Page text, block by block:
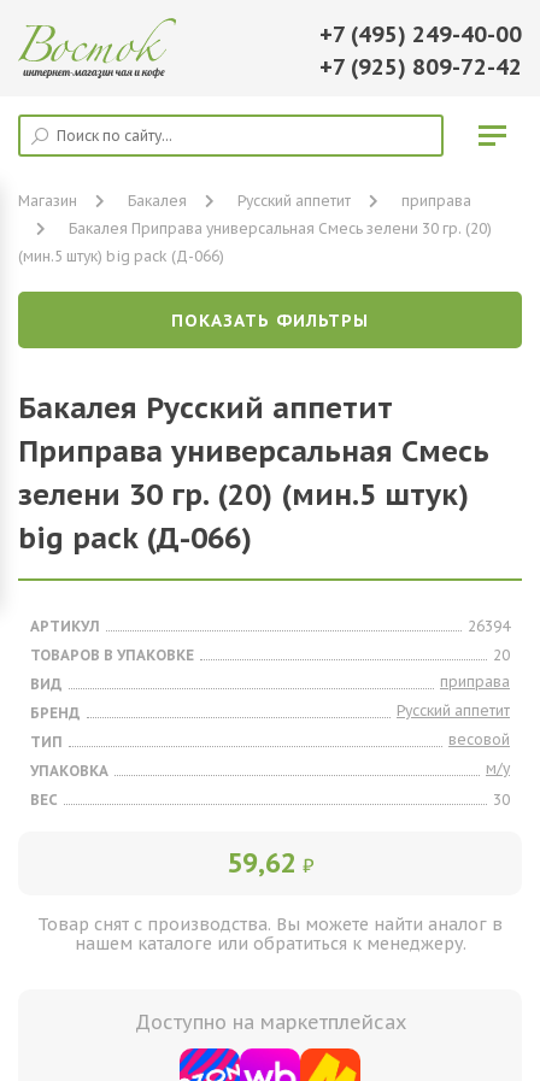
+7 (495) 249-40-00
+7 (925) 809-72-42
Магазин Бакалея Русский аппетит
приправа
Бакалея Приправа универсальная Смесь зелени 30 гр. (20)
(мин.5 штук) big pack (Д-066)
ПОКАЗАТЬ ФИЛЬТРЫ
Бакалея Русский аппетит
Приправа универсальная Смесь
зелени 30 гр. (20) (мин.5 штук)
big pack (Д-066)
АРТИКУЛ
26394
ТОВАРОВ В УПАКОВКЕ
20
ВИД
приправа
БРЕНД
Русский аппетит
ТИП
весовой
УПАКОВКА
м/у
ВЕС
30
59,62 ₽
Товар снят с производства. Вы можете найти аналог в
нашем каталоге или обратиться к менеджеру.
Доступно на маркетплейсах